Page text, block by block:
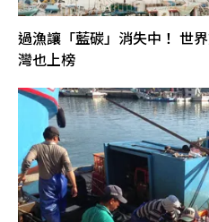
過漁讓「藍碳」消失中！ 世
灣也上榜